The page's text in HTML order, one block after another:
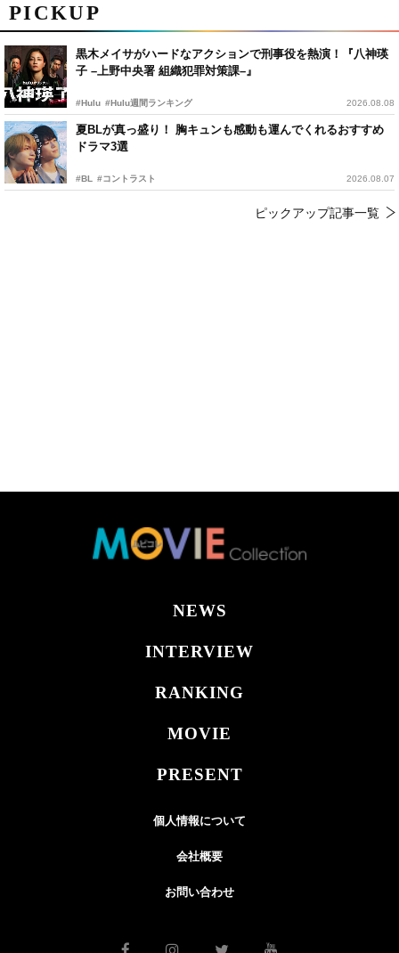
PICKUP
黒木メイサがハードなアクションで刑事役を熱演！『八神瑛
子 –上野中央署 組織犯罪対策課–』
#Hulu #Hulu週間ランキング 2026.08.08
夏BLが真っ盛り！ 胸キュンも感動も運んでくれるおすすめ
ドラマ3選
#BL #コントラスト 2026.08.07
ピックアップ記事一覧
NEWS
INTERVIEW
RANKING
MOVIE
PRESENT
個人情報について
会社概要
お問い合わせ